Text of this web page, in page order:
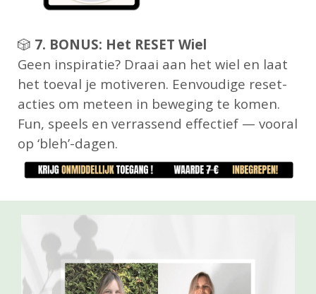
🎲 7. BONUS: Het RESET Wiel
Geen inspiratie? Draai aan het wiel en laat
het toeval je motiveren. Eenvoudige reset-
acties om meteen in beweging te komen.
Fun, speels en verrassend effectief — vooral
op ‘bleh’-dagen.